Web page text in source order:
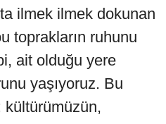
ilmek ilmek dokunan
toprakların ruhunu
ait olduğu yere
yaşıyoruz. Bu
kültürümüzün,